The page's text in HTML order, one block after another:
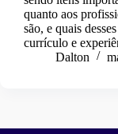
quanto aos
são, e quais
currículo e
Dalton